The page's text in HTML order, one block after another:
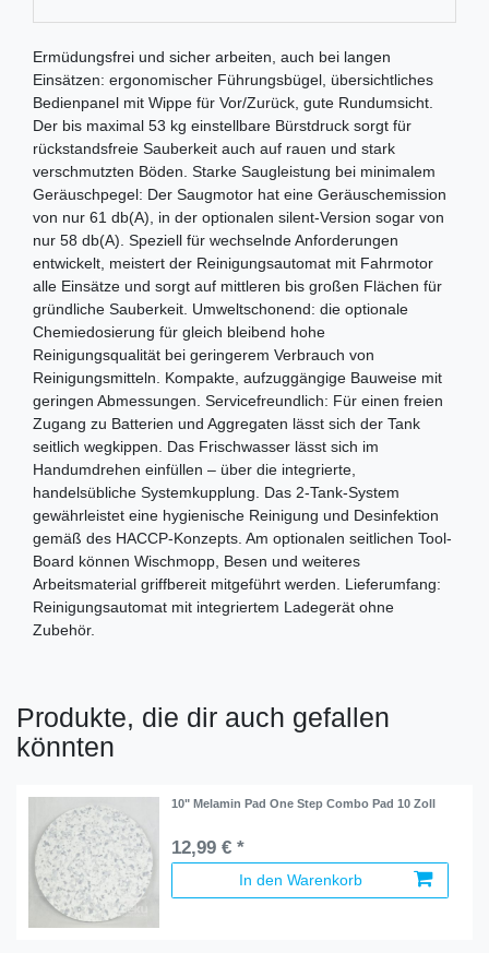
Ermüdungsfrei und sicher arbeiten, auch bei langen
Einsätzen: ergonomischer Führungsbügel, übersichtliches
Bedienpanel mit Wippe für Vor/Zurück, gute Rundumsicht.
Der bis maximal 53 kg einstellbare Bürstdruck sorgt für
rückstandsfreie Sauberkeit auch auf rauen und stark
verschmutzten Böden. Starke Saugleistung bei minimalem
Geräuschpegel: Der Saugmotor hat eine Geräuschemission
von nur 61 db(A), in der optionalen silent-Version sogar von
nur 58 db(A). Speziell für wechselnde Anforderungen
entwickelt, meistert der Reinigungsautomat mit Fahrmotor
alle Einsätze und sorgt auf mittleren bis großen Flächen für
gründliche Sauberkeit. Umweltschonend: die optionale
Chemiedosierung für gleich bleibend hohe
Reinigungsqualität bei geringerem Verbrauch von
Reinigungsmitteln. Kompakte, aufzuggängige Bauweise mit
geringen Abmessungen. Servicefreundlich: Für einen freien
Zugang zu Batterien und Aggregaten lässt sich der Tank
seitlich wegkippen. Das Frischwasser lässt sich im
Handumdrehen einfüllen – über die integrierte,
handelsübliche Systemkupplung. Das 2-Tank-System
gewährleistet eine hygienische Reinigung und Desinfektion
gemäß des HACCP-Konzepts. Am optionalen seitlichen Tool-
Board können Wischmopp, Besen und weiteres
Arbeitsmaterial griffbereit mitgeführt werden. Lieferumfang:
Reinigungsautomat mit integriertem Ladegerät ohne
Zubehör.
Produkte, die dir auch gefallen
könnten
10" Melamin Pad One Step Combo Pad 10 Zoll
12,99 € *
In den Warenkorb